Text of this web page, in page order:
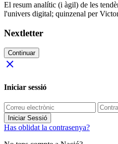
El resum analític (i àgil) de les
l'univers digital; quinzenal per
Nextletter
Continuar
close
Iniciar sessió
Iniciar Sessió
Has oblidat la contrasenya?